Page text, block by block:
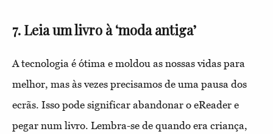
7. Leia um livro à ‘moda antiga’
A tecnologia é ótima e moldou as nossas vidas para
melhor, mas às vezes precisamos de uma pausa dos
ecrãs. Isso pode significar abandonar o eReader e
pegar num livro. Lembra-se de quando era criança,